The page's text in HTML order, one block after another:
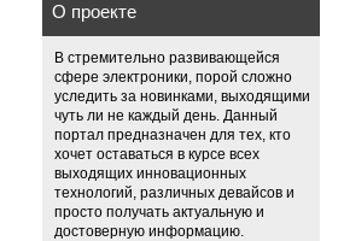
О проекте
В стремительно развивающейся
сфере электроники, порой сложно
уследить за новинками, выходящими
чуть ли не каждый день. Данный
портал предназначен для тех, кто
хочет оставаться в курсе всех
выходящих инновационных
технологий, различных девайсов и
просто получать актуальную и
достоверную информацию.